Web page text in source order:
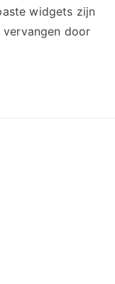
widgets zijn
door